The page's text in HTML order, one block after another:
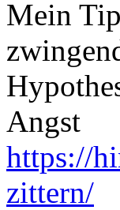
Mein
Angst
https://
zittern/